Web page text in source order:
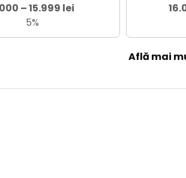
– 15.999 lei
5%
Află mai